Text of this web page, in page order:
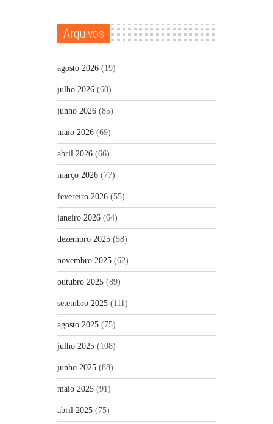
Arquivos
agosto 2026 (19)
julho 2026 (60)
junho 2026 (85)
maio 2026 (69)
abril 2026 (66)
março 2026 (77)
fevereiro 2026 (55)
janeiro 2026 (64)
dezembro 2025 (58)
novembro 2025 (62)
outubro 2025 (89)
setembro 2025 (111)
agosto 2025 (75)
julho 2025 (108)
junho 2025 (88)
maio 2025 (91)
abril 2025 (75)